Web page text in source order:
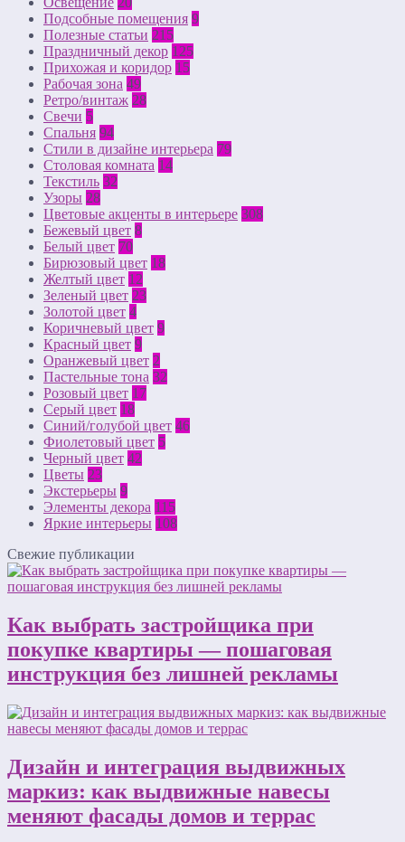
Подсобные помещения 9
Полезные статьи 215
Праздничный декор 125
Прихожая и коридор 15
Рабочая зона 49
Ретро/винтаж 28
Свечи 5
Спальня 94
Стили в дизайне интерьера 79
Столовая комната 14
Текстиль 32
Узоры 28
Цветовые акценты в интерьере 308
Бежевый цвет 8
Белый цвет 70
Бирюзовый цвет 18
Желтый цвет 12
Зеленый цвет 23
Золотой цвет 4
Коричневый цвет 9
Красный цвет 9
Оранжевый цвет 2
Пастельные тона 32
Розовый цвет 17
Серый цвет 18
Синий/голубой цвет 46
Фиолетовый цвет 5
Черный цвет 42
Цветы 23
Экстерьеры 9
Элементы декора 115
Яркие интерьеры 108
Свежие публикации
Как выбрать застройщика при
покупке квартиры — пошаговая
инструкция без лишней рекламы
Дизайн и интеграция выдвижных
маркиз: как выдвижные навесы
меняют фасады домов и террас